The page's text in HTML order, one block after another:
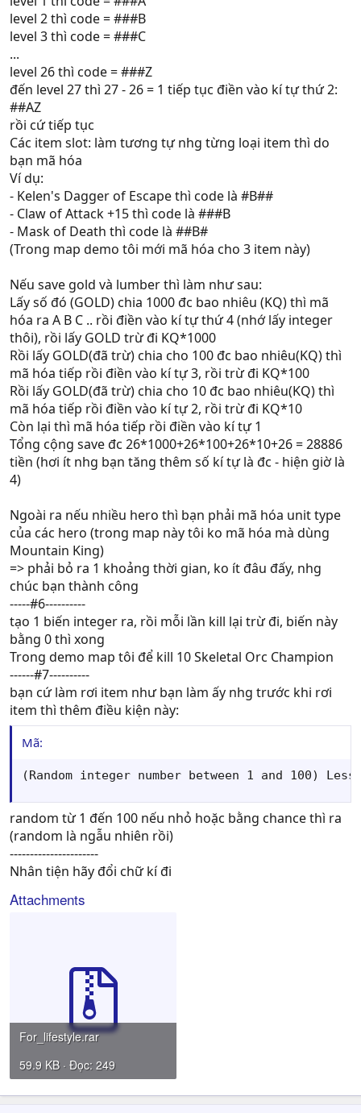
level 2 thì code = ###B
level 3 thì code = ###C
...
level 26 thì code = ###Z
đến level 27 thì 27 - 26 = 1 tiếp tục điền vào kí tự thứ 2:
##AZ
rồi cứ tiếp tục
Các item slot: làm tương tự nhg từng loại item thì do
bạn mã hóa
Ví dụ:
- Kelen's Dagger of Escape thì code là #B##
- Claw of Attack +15 thì code là ###B
- Mask of Death thì code là ##B#
(Trong map demo tôi mới mã hóa cho 3 item này)
Nếu save gold và lumber thì làm như sau:
Lấy số đó (GOLD) chia 1000 đc bao nhiêu (KQ) thì mã
hóa ra A B C .. rồi điền vào kí tự thứ 4 (nhớ lấy integer
thôi), rồi lấy GOLD trừ đi KQ*1000
Rồi lấy GOLD(đã trừ) chia cho 100 đc bao nhiêu(KQ) thì
mã hóa tiếp rồi điền vào kí tự 3, rồi trừ đi KQ*100
Rồi lấy GOLD(đã trừ) chia cho 10 đc bao nhiêu(KQ) thì
mã hóa tiếp rồi điền vào kí tự 2, rồi trừ đi KQ*10
Còn lại thì mã hóa tiếp rồi điền vào kí tự 1
Tổng cộng save đc 26*1000+26*100+26*10+26 = 28886
tiền (hơi ít nhg bạn tăng thêm số kí tự là đc - hiện giờ là
4)
Ngoài ra nếu nhiều hero thì bạn phải mã hóa unit type
của các hero (trong map này tôi ko mã hóa mà dùng
Mountain King)
=> phải bỏ ra 1 khoảng thời gian, ko ít đâu đấy, nhg
chúc bạn thành công
-----#6----------
tạo 1 biến integer ra, rồi mỗi lần kill lại trừ đi, biến này
bằng 0 thì xong
Trong demo map tôi để kill 10 Skeletal Orc Champion
------#7----------
bạn cứ làm rơi item như bạn làm ấy nhg trước khi rơi
item thì thêm điều kiện này:
Mã:
(Random integer number between 1 and 100)
random từ 1 đến 100 nếu nhỏ hoặc bằng chance thì ra
(random là ngẫu nhiên rồi)
----------------------
Nhân tiện hãy đổi chữ kí đi
Attachments
For_lifestyle.rar
59.9 KB · Đọc: 249